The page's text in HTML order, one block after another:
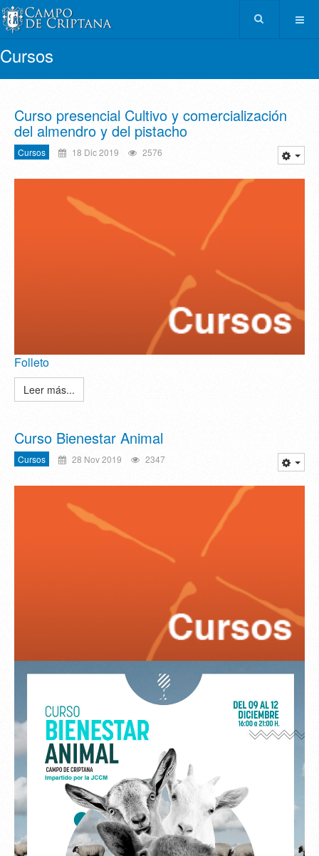
Cursos
Curso presencial Cultivo y comercialización
del almendro y del pistacho
Cursos 18 Dic 2019 2576
Folleto
Leer más...
Curso Bienestar Animal
Cursos 28 Nov 2019 2347